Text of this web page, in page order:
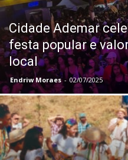
Cidade Ademar
festa popular e
local
Endriw Moraes - 02/07/2025